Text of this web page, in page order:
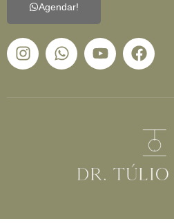
Agendar!